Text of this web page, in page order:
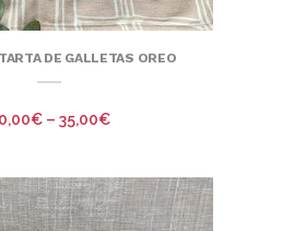
DE GALLETAS OREO
€– 35,00€